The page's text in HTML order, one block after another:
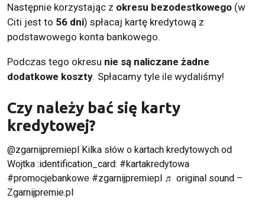
Następnie korzystając z okresu bezodestkowego (w
Citi jest to 56 dni) spłacaj kartę kredytową z
podstawowego konta bankowego.
Podczas tego okresu nie są naliczane żadne
dodatkowe koszty. Spłacamy tyle ile wydaliśmy!
Czy należy bać się karty
kredytowej?
@zgarnijpremiepl Kilka słów o kartach kredytowych od
Wojtka :identification_card: #kartakredytowa
#promocjebankowe #zgarnijpremiepl ♬ original sound –
Zgarnijpremie.pl